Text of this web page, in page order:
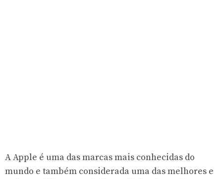
A Apple é uma das marcas mais conhecidas do
mundo e também considerada uma das melhores e